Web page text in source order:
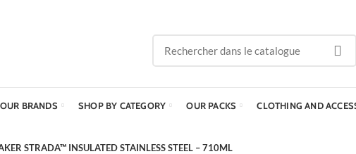
OUR BRANDS SHOP BY CATEGORY OUR PACKS CLOTHING AND
STRADA™ INSULATED STAINLESS STEEL – 710ML